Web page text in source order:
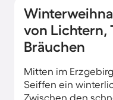
von Lichtern,
Bräuchen
Mitten im
Seiffen ein
Zwischen den